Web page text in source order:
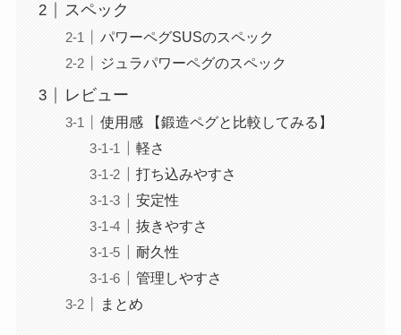
スペック
パワーペグSUSのスペック
ジュラパワーペグのスペック
レビュー
使用感 【鍛造ペグと比較してみる】
軽さ
打ち込みやすさ
安定性
抜きやすさ
耐久性
管理しやすさ
まとめ